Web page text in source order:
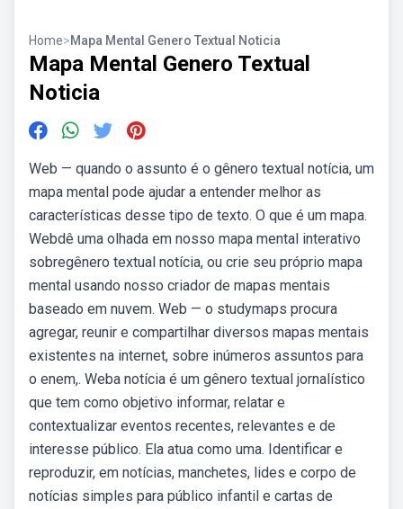
Home>Mapa Mental Genero Textual Noticia
Mapa Mental Genero Textual
Noticia
Web — quando o assunto é o gênero textual notícia, um
mapa mental pode ajudar a entender melhor as
características desse tipo de texto. O que é um mapa.
Webdê uma olhada em nosso mapa mental interativo
sobregênero textual notícia, ou crie seu próprio mapa
mental usando nosso criador de mapas mentais
baseado em nuvem. Web — o studymaps procura
agregar, reunir e compartilhar diversos mapas mentais
existentes na internet, sobre inúmeros assuntos para
o enem,. Weba notícia é um gênero textual jornalístico
que tem como objetivo informar, relatar e
contextualizar eventos recentes, relevantes e de
interesse público. Ela atua como uma. Identificar e
reproduzir, em notícias, manchetes, lides e corpo de
notícias simples para público infantil e cartas de